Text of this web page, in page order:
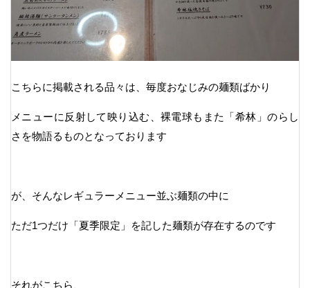
こちらに掲載される品々は、毎度おなじみの麺類ばかり
メニューに反射して映り込む、裸電球もまた「希林」のらし
さを物語るものとなっております
が、そんなレギュラーメニュー並ぶ麺類の中に
ただ1つだけ「夏季限定」を記した麺類が存在するのです
それがこちら、